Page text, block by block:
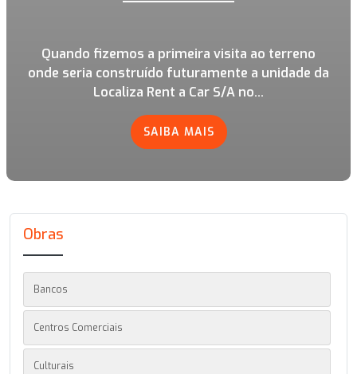
Quando fizemos a primeira visita ao terreno
onde seria construído futuramente a unidade da
Localiza Rent a Car S/A no...
SAIBA MAIS
Obras
Bancos
Centros Comerciais
Culturais